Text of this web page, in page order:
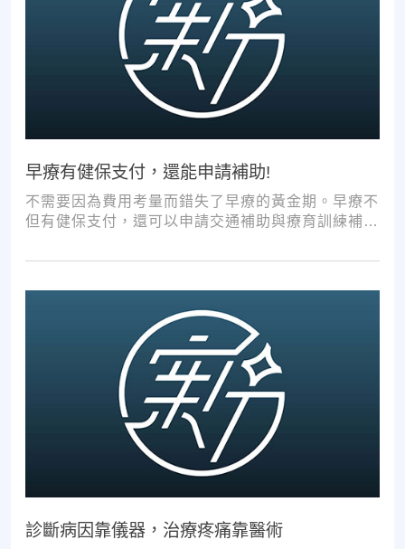
早療有健保支付，還能申請補助!
不需要因為費用考量而錯失了早療的黃金期。早療不
但有健保支付，還可以申請交通補助與療育訓練補
診斷病因靠儀器，治療疼痛靠醫術